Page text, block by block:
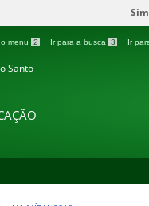
menu 2 Ir para a busca 3 Ir
Santo